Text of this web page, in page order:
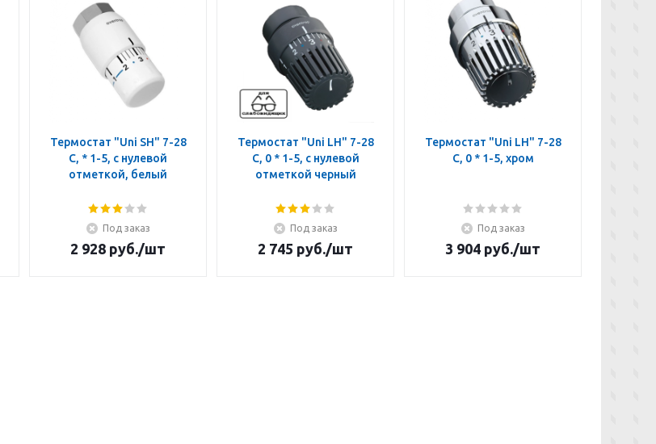
Термостат "Uni SH" 7-28
C, * 1-5, с нулевой
отметкой, белый
Под заказ
2 928 руб./шт
Термостат "Uni LH" 7-28
C, 0 * 1-5, с нулевой
отметкой черный
Под заказ
2 745 руб./шт
Термостат "Uni LH" 7-28
C, 0 * 1-5, хром
Под заказ
3 904 руб./шт